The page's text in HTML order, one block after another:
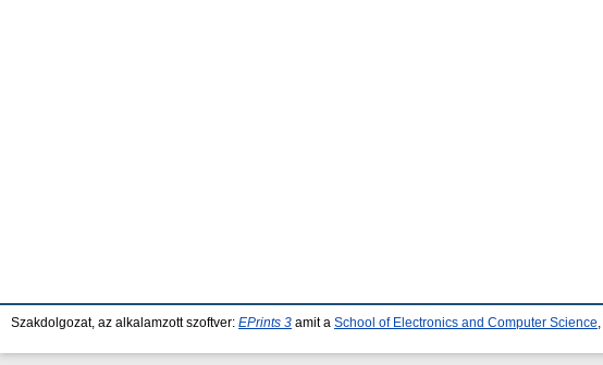
Szakdolgozat, az alkalamzott szoftver: EPrints 3 amit a School of Electronics and Computer Science